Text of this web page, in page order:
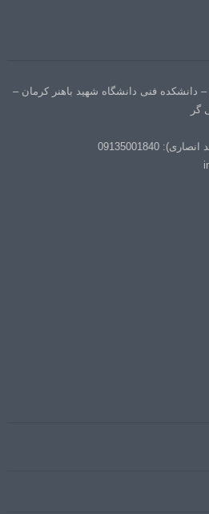
دانشکده فنی دانشگاه شهید باهنر کرمان –
گر